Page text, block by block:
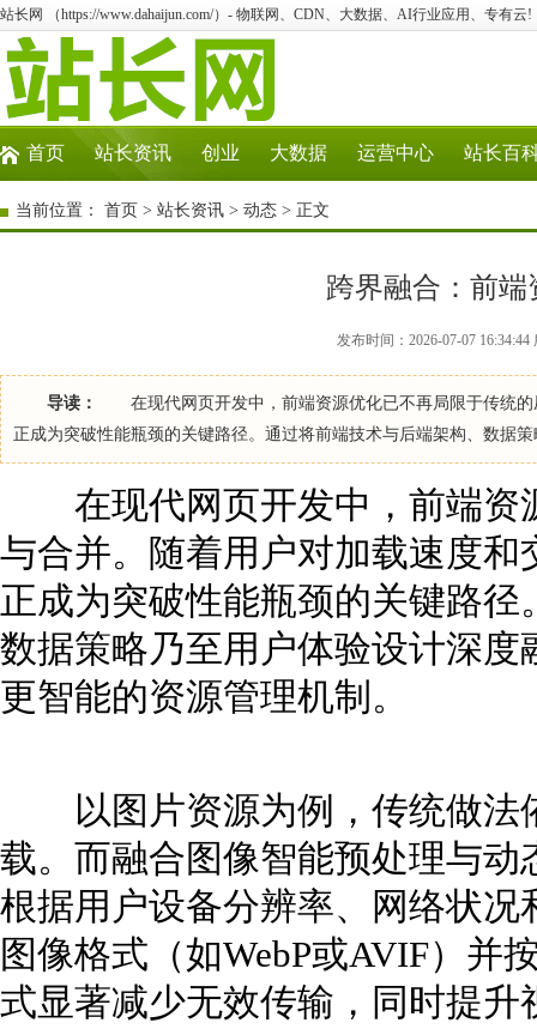
站长网 （https://www.dahaijun.com/）- 物联网、CDN、大数据、AI行业应用、专有云!
首页 站长资讯 创业 大数据 运营中心 站长百
当前位置： 首页 > 站长资讯 > 动态 > 正文
跨界融合：前
发布时间：2026-07-07
导读：
在现代网页开发中，前端资源优化已不再局限于传统的
正成为突破性能瓶颈的关键路径。通过将前端技术与后端架构、数据
在现代网页开发中，前端资
与合并。随着用户对加载速度
正成为突破性能瓶颈的关键路
数据策略乃至用户体验设计深
更智能的资源管理机制。
以图片资源为例，传统做法
载。而融合图像智能预处理与
根据用户设备分辨率、网络状
图像格式（如WebP或AVIF）并
式显著减少无效传输，同时提升